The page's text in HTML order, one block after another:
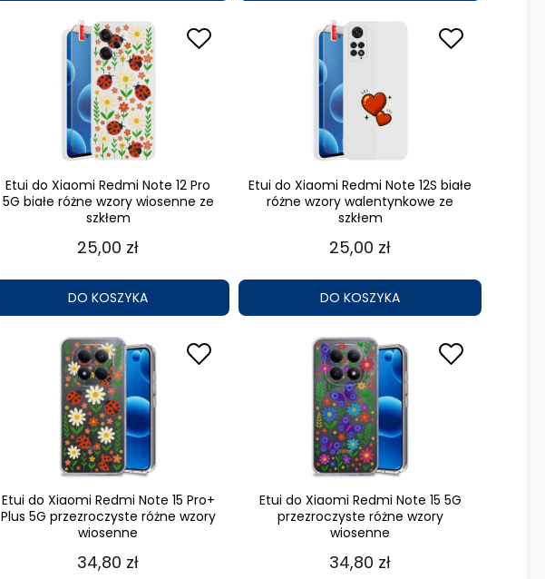
Etui do Xiaomi Redmi Note 12 Pro
5G białe różne wzory wiosenne ze
szkłem
25,00 zł
DO KOSZYKA
Etui do Xiaomi Redmi Note 12S białe
różne wzory walentynkowe ze
szkłem
25,00 zł
DO KOSZYKA
Etui do Xiaomi Redmi Note 15 Pro+
Plus 5G przezroczyste różne wzory
wiosenne
34,80 zł
Etui do Xiaomi Redmi Note 15 5G
przezroczyste różne wzory
wiosenne
34,80 zł